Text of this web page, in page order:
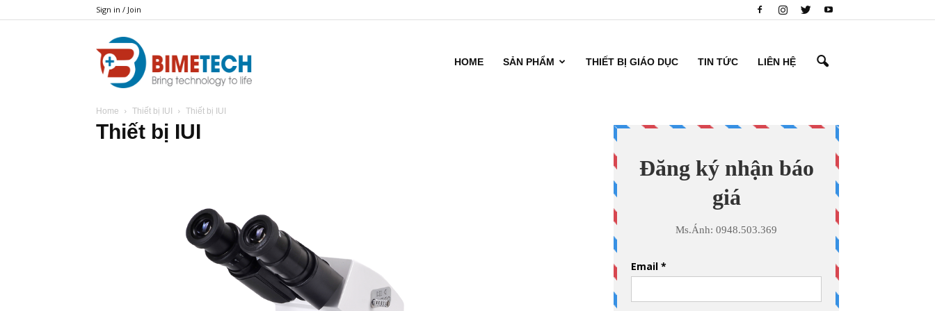
Sign in / Join
HOME SẢN PHẨM THIẾT BỊ GIÁO DỤC TIN TỨC LIÊN HỆ
Home Thiết bị IUI Thiết bị IUI
Thiết bị IUI